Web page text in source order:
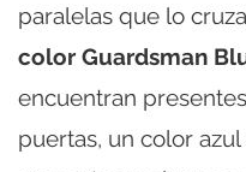
paralelas que lo
color Guardsman
encuentran
puertas, un color